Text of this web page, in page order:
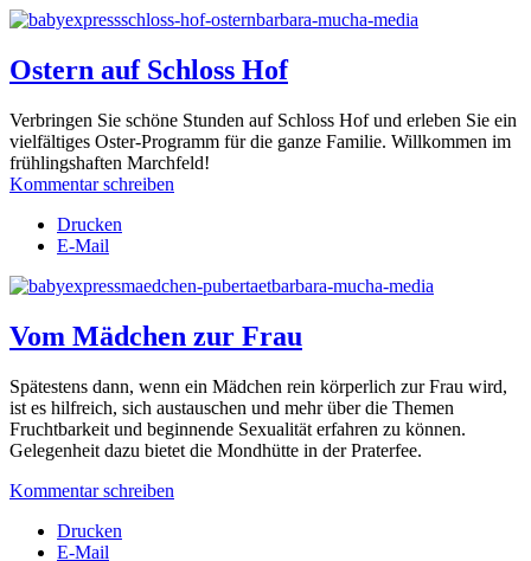
Ostern auf Schloss Hof
Verbringen Sie schöne Stunden auf Schloss Hof und erleben Sie ein
vielfältiges Oster-Programm für die ganze Familie. Willkommen im
frühlingshaften Marchfeld!
Kommentar schreiben
Drucken
E-Mail
Vom Mädchen zur Frau
Spätestens dann, wenn ein Mädchen rein körperlich zur Frau wird,
ist es hilfreich, sich austauschen und mehr über die Themen
Fruchtbarkeit und beginnende Sexualität erfahren zu können.
Gelegenheit dazu bietet die Mondhütte in der Praterfee.
Kommentar schreiben
Drucken
E-Mail